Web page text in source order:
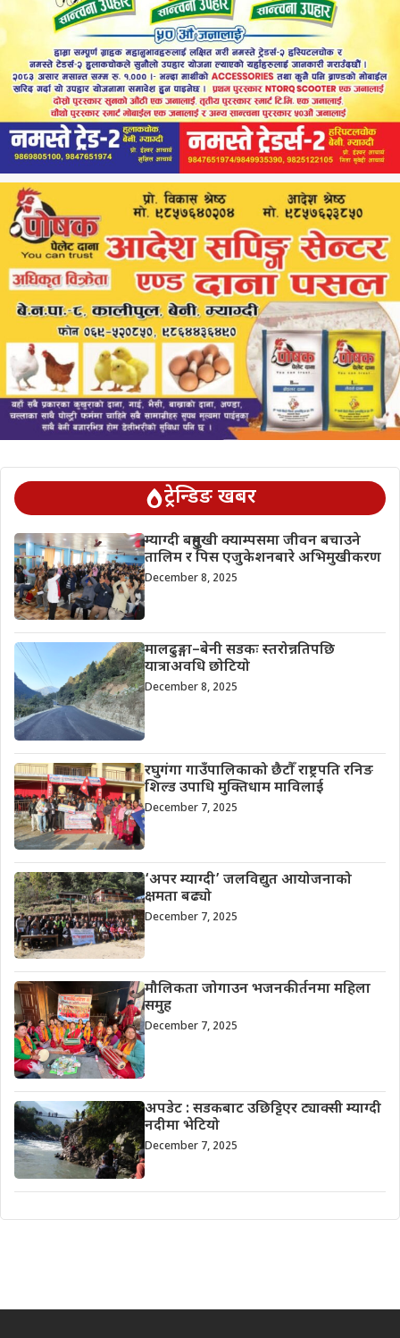
ट्रेन्डिङ खबर
म्याग्दी बहुमुखी क्याम्पसमा जीवन बचाउने
तालिम र पिस एजुकेशनबारे अभिमुखीकरण
December 8, 2025
मालढुङ्गा–बेनी सडकः स्तरोन्नतिपछि
यात्राअवधि छोटियो
December 8, 2025
रघुगंगा गाउँपालिकाको छैटौँ राष्ट्रपति रनिङ
शिल्ड उपाधि मुक्तिधाम माविलाई
December 7, 2025
‘अपर म्याग्दी’ जलविद्युत आयोजनाको
क्षमता बढ्यो
December 7, 2025
मौलिकता जोगाउन भजनकीर्तनमा महिला
समुह
December 7, 2025
अपडेट : सडकबाट उछिट्टिएर ट्याक्सी म्याग्दी
नदीमा भेटियो
December 7, 2025